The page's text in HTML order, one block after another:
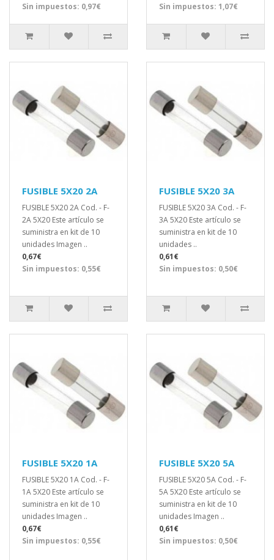
Sin impuestos: 0,97€ Sin impuestos: 1,07€
FUSIBLE 5X20 2A
FUSIBLE 5X20 2A Cod. - F-
2A 5X20 Este artículo se
suministra en kit de 10
unidades Imagen ..
0,67€
Sin impuestos: 0,55€
FUSIBLE 5X20 3A
FUSIBLE 5X20 3A Cod. - F-
3A 5X20 Este artículo se
suministra en kit de 10
unidades ..
0,61€
Sin impuestos: 0,50€
FUSIBLE 5X20 1A
FUSIBLE 5X20 1A Cod. - F-
1A 5X20 Este artículo se
suministra en kit de 10
unidades Imagen ..
0,67€
Sin impuestos: 0,55€
FUSIBLE 5X20 5A
FUSIBLE 5X20 5A Cod. - F-
5A 5X20 Este artículo se
suministra en kit de 10
unidades Imagen ..
0,61€
Sin impuestos: 0,50€